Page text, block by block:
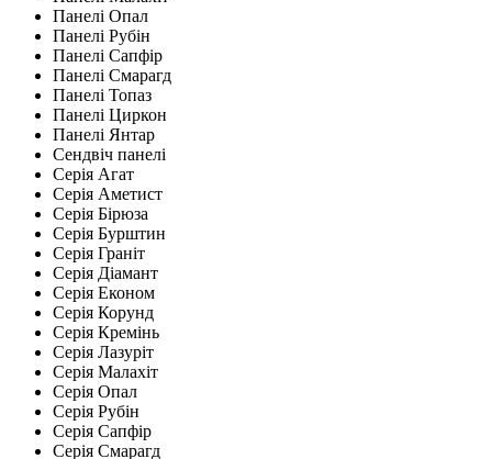
Панелі Опал
Панелі Рубін
Панелі Сапфір
Панелі Смарагд
Панелі Топаз
Панелі Циркон
Панелі Янтар
Сендвіч панелі
Серія Агат
Серія Аметист
Серія Бірюза
Серія Бурштин
Серія Граніт
Серія Діамант
Серія Економ
Серія Корунд
Серія Кремінь
Серія Лазуріт
Серія Малахіт
Серія Опал
Серія Рубін
Серія Сапфір
Серія Смарагд